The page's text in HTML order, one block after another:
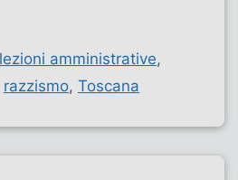
amministrative,
razzismo, Toscana